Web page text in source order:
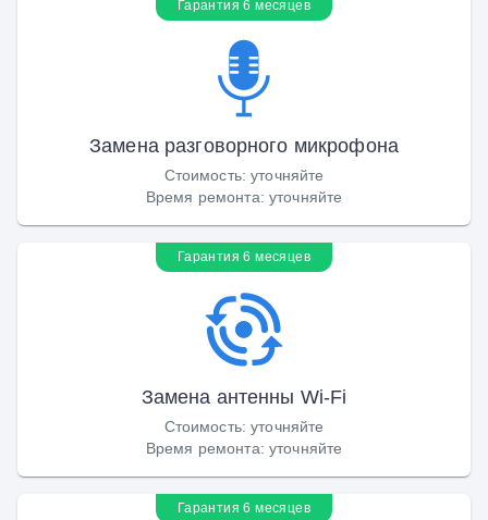
Гарантия 6 месяцев
Замена разговорного микрофона
Стоимость:уточняйте
Время ремонта: уточняйте
Гарантия 6 месяцев
Замена антенны Wi-Fi
Стоимость:уточняйте
Время ремонта: уточняйте
Гарантия 6 месяцев